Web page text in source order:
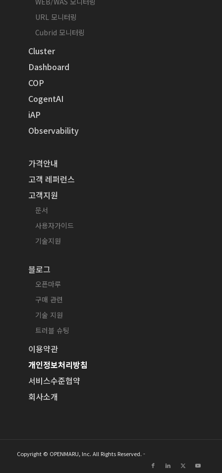
URL 모니터링
Cubrid 모니터링
Cluster
Dashboard
COP
CogentAI
iAP
Observability
가격안내
고객 레퍼런스
고객지원
문서
사용자가이드
기술지원
블로그
오픈마루
구매 관련
기술 지원
트러블 슈팅
이용약관
개인정보처리방침
서비스수준협약
회사소개
Copyright © OPENMARU, Inc. All Rights Reserved. -